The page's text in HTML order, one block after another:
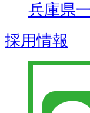
兵庫県
採用情報